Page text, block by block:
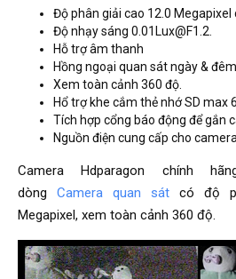
Độ phân giải cao 12.0 Megapixel
Độ nhạy sáng 0.01Lux@F1.2.
Hỗ trợ âm thanh
Hồng ngoại quan sát ngày &
Xem toàn cảnh 360 độ.
Hổ trợ khe cắm thẻ nhớ SD max
Tích hợp cổng báo động để gắn
Nguồn điện cung cấp cho
Camera Hdparagon chính
dòng Camera quan sát có độ
Megapixel, xem toàn cảnh 360 độ.